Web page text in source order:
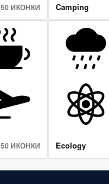
50 ИКОНКИ Camping
50 ИКОНКИ Ecology